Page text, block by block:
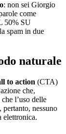
: non sei Giorgio
come
50% SU
spam in due
naturale
to action (CTA)
che,
l’uso delle
nessuno
elettronica.